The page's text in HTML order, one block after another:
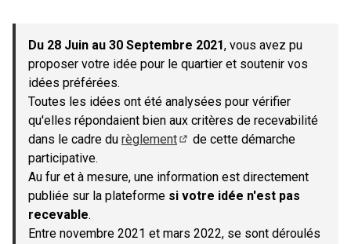
−
Du 28 Juin au 30 Septembre 2021, vous avez pu
proposer votre idée pour le quartier et soutenir vos
idées préférées.
Toutes les idées ont été analysées pour vérifier
qu'elles répondaient bien aux critères de recevabilité
dans le cadre du règlement
de cette démarche
participative.
Au fur et à mesure, une information est directement
publiée sur la plateforme si votre idée n'est pas
recevable.
Entre novembre 2021 et mars 2022, se sont déroulés